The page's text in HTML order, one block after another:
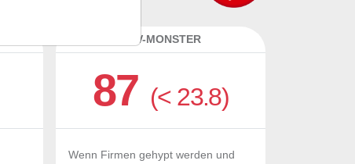
KUV-MONSTER
87 (< 23.8)
Wenn Firmen gehypt werden und